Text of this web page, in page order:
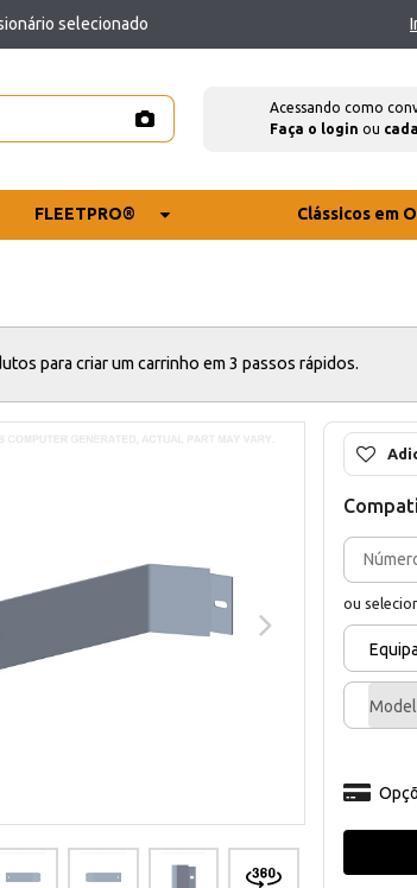
selecionado
Acessando como
Faça o login ou
FLEETPRO® Clássicos em
para criar um carrinho em 3 passos rápidos.
ou